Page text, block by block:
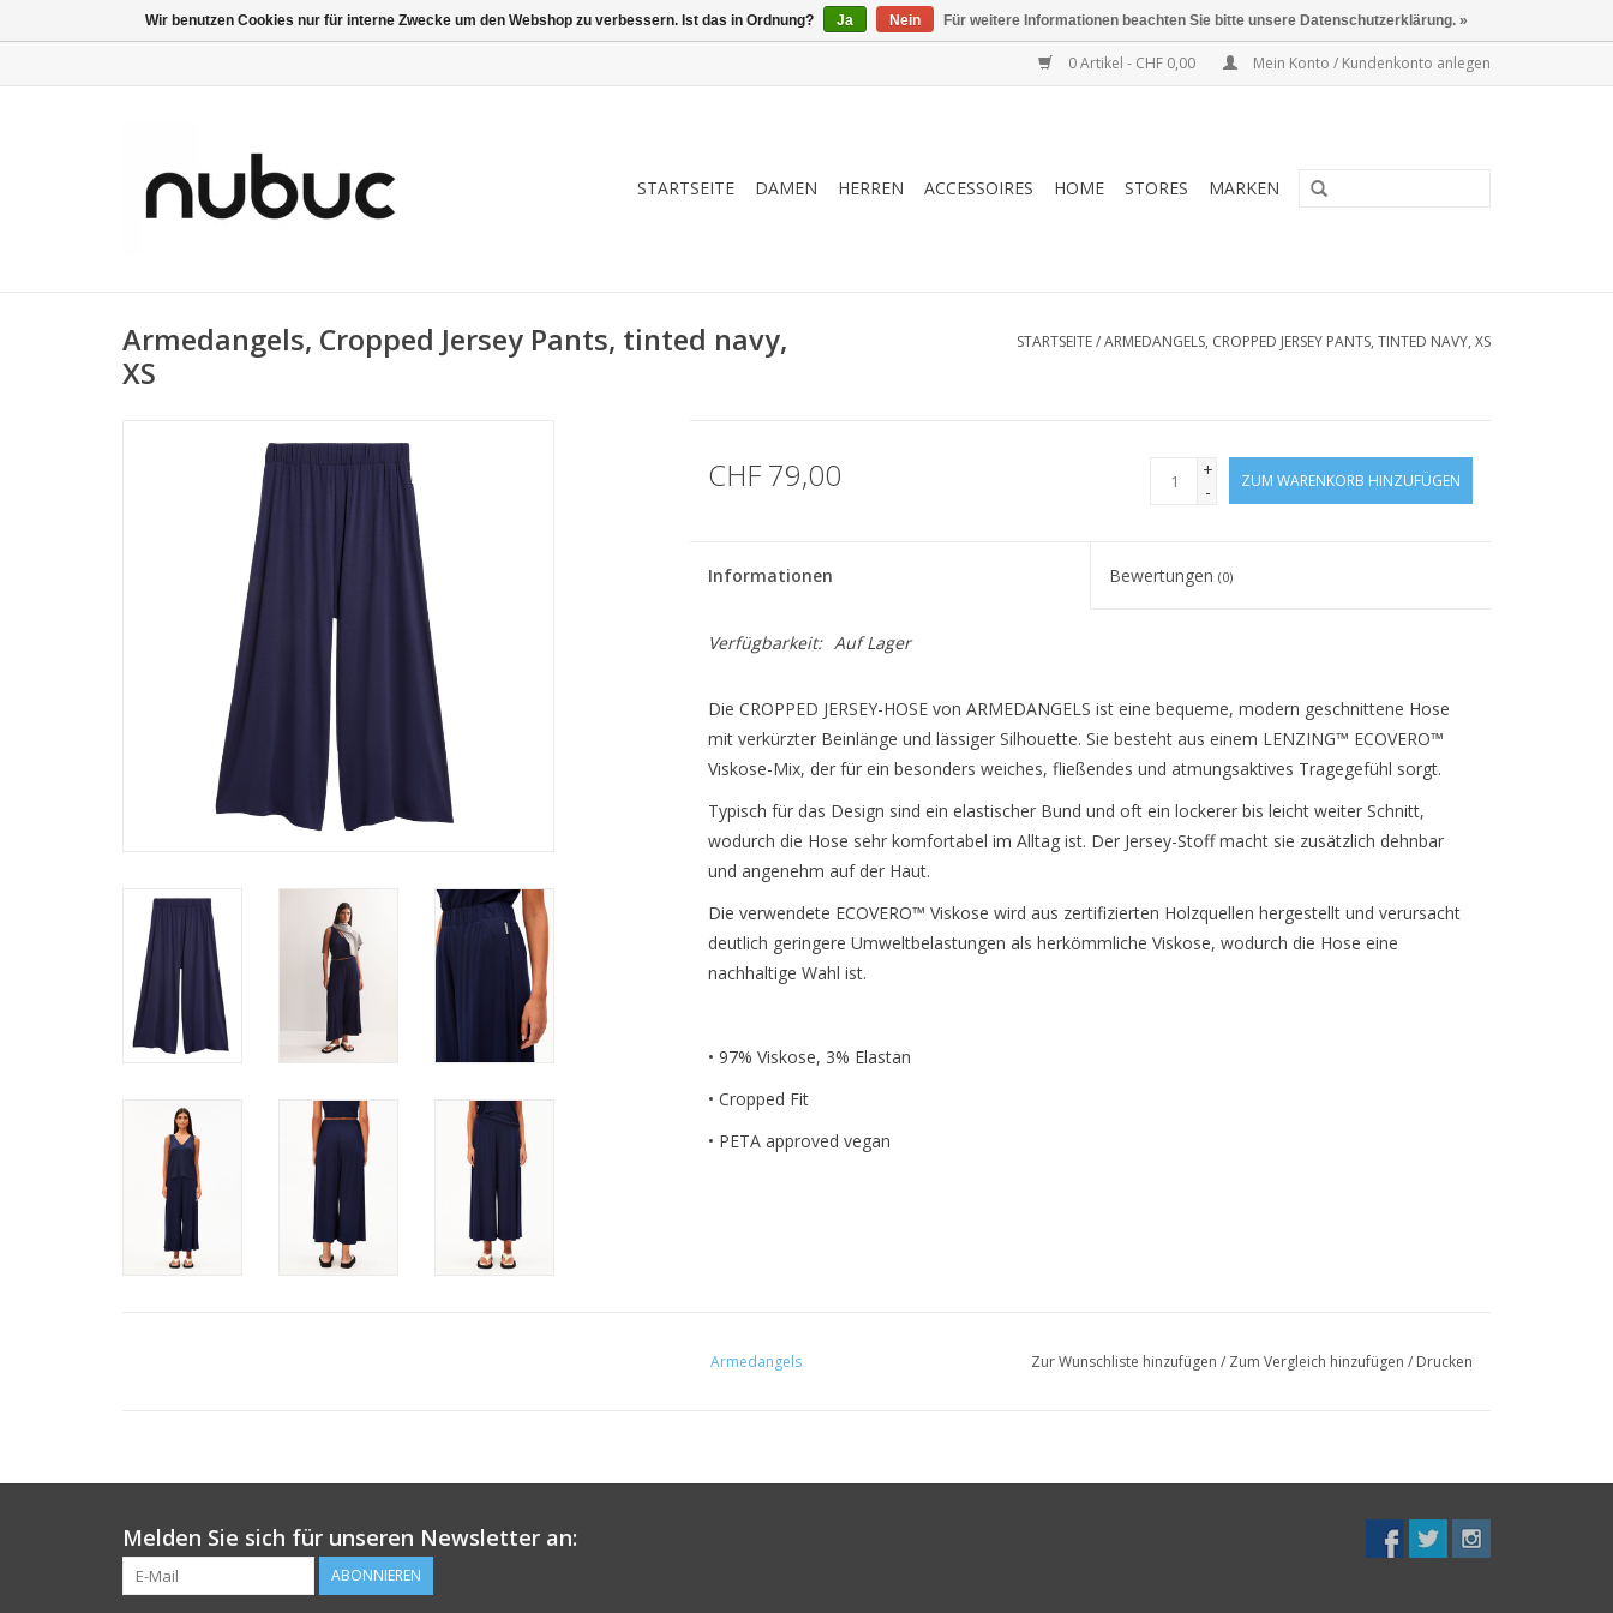
0 Artikel - CHF 0,00 Mein Konto / Kundenkonto anlegen
STARTSEITE DAMEN HERREN ACCESSOIRES HOME STORES MARKEN
Armedangels, Cropped Jersey Pants, tinted navy,
XS
STARTSEITE/ARMEDANGELS, CROPPED JERSEY PANTS, TINTED NAVY, XS
CHF 79,00
+
-
ZUM WARENKORB HINZUFÜGEN
Informationen Bewertungen(0)
Verfügbarkeit: Auf Lager
Die CROPPED JERSEY-HOSE von ARMEDANGELS ist eine bequeme, modern geschnittene Hose
mit verkürzter Beinlänge und lässiger Silhouette. Sie besteht aus einem LENZING™ ECOVERO™
Viskose-Mix, der für ein besonders weiches, fließendes und atmungsaktives Tragegefühl sorgt.
Typisch für das Design sind ein elastischer Bund und oft ein lockerer bis leicht weiter Schnitt,
wodurch die Hose sehr komfortabel im Alltag ist. Der Jersey-Stoff macht sie zusätzlich dehnbar
und angenehm auf der Haut.
Die verwendete ECOVERO™ Viskose wird aus zertifizierten Holzquellen hergestellt und verursacht
deutlich geringere Umweltbelastungen als herkömmliche Viskose, wodurch die Hose eine
nachhaltige Wahl ist.
• 97% Viskose, 3% Elastan
• Cropped Fit
• PETA approved vegan
Armedangels Zur Wunschliste hinzufügen / Zum Vergleich hinzufügen / Drucken
Melden Sie sich für unseren Newsletter an:
ABONNIEREN
Wir benutzen Cookies nur für interne Zwecke um den Webshop zu verbessern. Ist das in Ordnung? Ja Nein Für weitere Informationen beachten Sie bitte unsere Datenschutzerklärung. »